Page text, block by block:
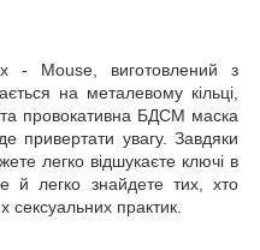
- Mouse, виготовлений з
на металевому кільці,
провокативна БДСМ маска
привертати увагу. Завдяки
легко відшукаєте ключі в
й легко знайдете тих, хто
сексуальних практик.